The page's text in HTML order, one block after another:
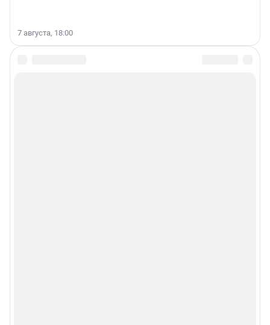
7 августа, 18:00